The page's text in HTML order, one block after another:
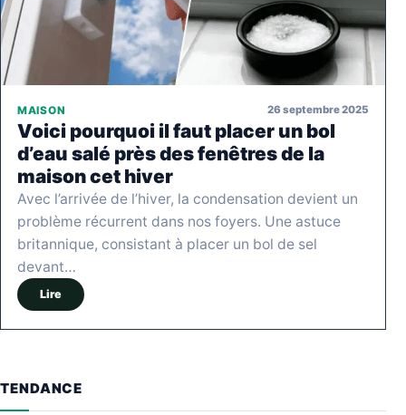
MAISON 26 septembre 2025
Voici pourquoi il faut placer un bol
d’eau salé près des fenêtres de la
maison cet hiver
Avec l’arrivée de l’hiver, la condensation devient un
problème récurrent dans nos foyers. Une astuce
britannique, consistant à placer un bol de sel
devant…
Lire
TENDANCE